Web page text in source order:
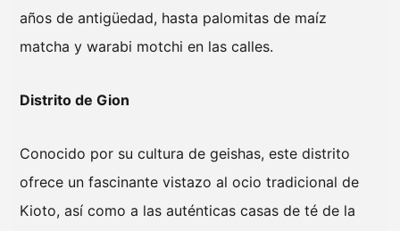
años de antigüedad, hasta palomitas de maíz
matcha y warabi motchi en las calles.
Distrito de Gion
Conocido por su cultura de geishas, este distrito
ofrece un fascinante vistazo al ocio tradicional de
Kioto, así como a las auténticas casas de té de la